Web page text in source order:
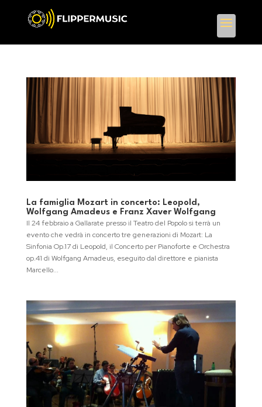
La famiglia Mozart in concerto: Leopold,
Wolfgang Amadeus e Franz Xaver Wolfgang
Il 24 febbraio a Gallarate presso il Teatro del Popolo si terrà un
evento che vedrà in concerto tre generazioni di Mozart: La
Sinfonia Op.17 di Leopold, il Concerto per Pianoforte e Orchestra
op.41 di Wolfgang Amadeus, eseguito dal direttore e pianista
Marcello...